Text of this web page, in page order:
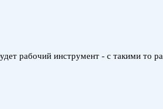
рабочий инструмент - с такими то